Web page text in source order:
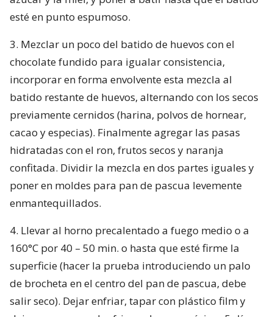
esté en punto espumoso.
3. Mezclar un poco del batido de huevos con el
chocolate fundido para igualar consistencia,
incorporar en forma envolvente esta mezcla al
batido restante de huevos, alternando con los secos
previamente cernidos (harina, polvos de hornear,
cacao y especias). Finalmente agregar las pasas
hidratadas con el ron, frutos secos y naranja
confitada. Dividir la mezcla en dos partes iguales y
poner en moldes para pan de pascua levemente
enmantequillados.
4. Llevar al horno precalentado a fuego medio o a
160°C por 40 – 50 min. o hasta que esté firme la
superficie (hacer la prueba introduciendo un palo
de brocheta en el centro del pan de pascua, debe
salir seco). Dejar enfriar, tapar con plástico film y